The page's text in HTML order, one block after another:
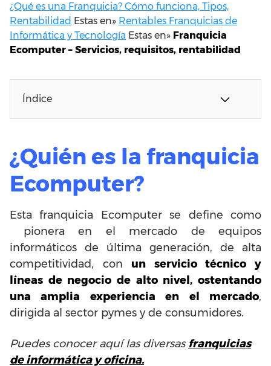
¿Qué es una Franquicia? Cómo funciona, Tipos,
Rentabilidad Estas en» Rentables Franquicias de
Informática y Tecnología Estas en» Franquicia
Ecomputer – Servicios, requisitos, rentabilidad
Índice
¿Quién es la franquicia
Ecomputer?
Esta franquicia Ecomputer se define como
pionera en el mercado de equipos
informáticos de última generación, de alta
competitividad, con un servicio técnico y
líneas de negocio de alto nivel, ostentando
una amplia experiencia en el mercado,
dirigida al sector pymes y de consumidores.
Puedes conocer aquí las diversas franquicias
de informática y oficina.